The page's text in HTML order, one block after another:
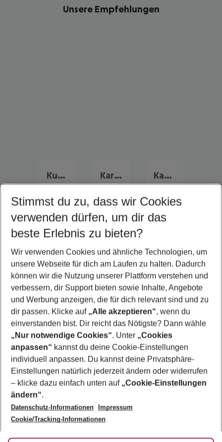
Unsere Empfehlungen
Kuba Frühbucher Angebote Karibik Flug & Hotel Kanada Flug & Hotel
Quicklinks
Familienurlaub Miami Beach
Flug & Hotel Miami Beach
Pauschalreisen Miami Beach
Urlaub Miami Beach
Footer
Footer navigation
Über uns
AGB
Bestpreisgarantie
Cookie-Einstellungen ändern
Cookie-Richtlinie
Agenturbetreuung
Barrierefreies Reisen
Folge uns
Stimmst du zu, dass wir Cookies
verwenden dürfen, um dir das
beste Erlebnis zu bieten?
Wir verwenden Cookies und ähnliche Technologien, um
unsere Webseite für dich am Laufen zu halten. Dadurch
können wir die Nutzung unserer Plattform verstehen und
verbessern, dir Support bieten sowie Inhalte, Angebote
und Werbung anzeigen, die für dich relevant sind und zu
dir passen. Klicke auf „Alle akzeptieren“, wenn du
einverstanden bist. Dir reicht das Nötigste? Dann wähle
„Nur notwendige Cookies“. Unter „Cookies
anpassen“ kannst du deine Cookie-Einstellungen
individuell anpassen. Du kannst deine Privatsphäre-
Einstellungen natürlich jederzeit ändern oder widerrufen
– klicke dazu einfach unten auf „Cookie-Einstellungen
ändern“.
Datenschutz-Informationen
Impressum
Cookie/Tracking-Informationen